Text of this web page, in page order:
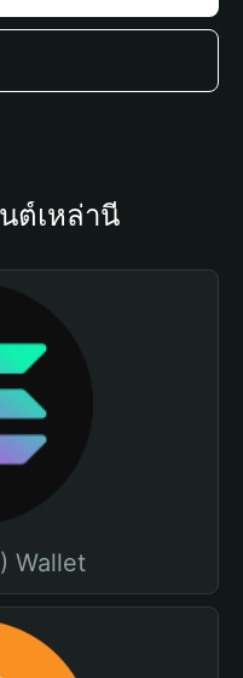
ต์เหล่านี้
Wallet